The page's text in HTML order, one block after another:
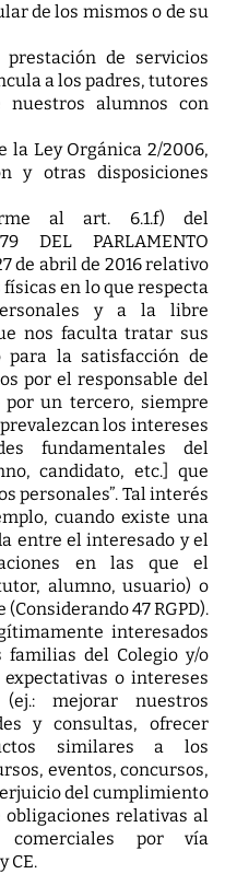
de los mismos o de su
de servicios
a los padres, tutores
nuestros alumnos con
la Ley Orgánica 2/2006,
y otras disposiciones
al art. 6.1.f) del
DEL PARLAMENTO
de abril de 2016 relativo
en lo que respecta
y a la libre
nos faculta tratar sus
para la satisfacción de
por el responsable del
un tercero, siempre
los intereses
fundamentales del
candidato, etc.] que
personales”. Tal interés
cuando existe una
entre el interesado y el
en las que el
alumno, usuario) o
47 RGPD).
interesados
del Colegio y/o
o intereses
(ej.: mejorar nuestros
y consultas, ofrecer
similares a los
eventos, concursos,
del cumplimiento
relativas al
comerciales por vía
CE.